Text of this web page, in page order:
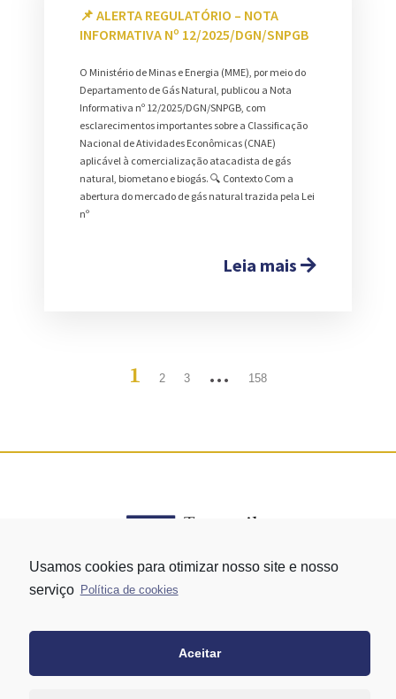
📌 ALERTA REGULATÓRIO – NOTA
INFORMATIVA Nº 12/2025/DGN/SNPGB
O Ministério de Minas e Energia (MME), por meio do
Departamento de Gás Natural, publicou a Nota
Informativa nº 12/2025/DGN/SNPGB, com
esclarecimentos importantes sobre a Classificação
Nacional de Atividades Econômicas (CNAE)
aplicável à comercialização atacadista de gás
natural, biometano e biogás. 🔍 Contexto Com a
abertura do mercado de gás natural trazida pela Lei
nº
Leia mais
1 2 3 … 158
+55 11 95058-7769 (Whatsapp)
Usamos cookies para otimizar nosso site e nosso
serviço Política de cookies
Aceitar